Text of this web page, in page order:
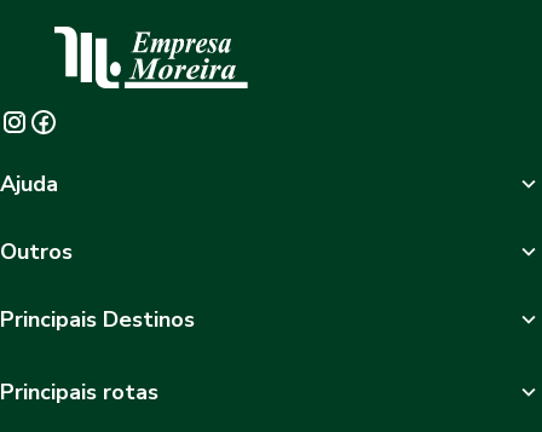
Ajuda
Outros
Principais Destinos
Principais rotas